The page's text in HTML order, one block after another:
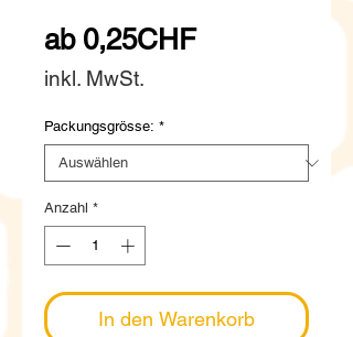
ab 0,25CHFSale-
inkl. MwSt.
Packungsgrösse: *
Anzahl *
In den Warenkorb